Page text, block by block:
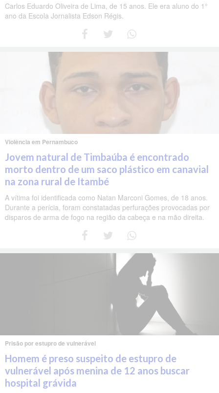
Carlos Eduardo Oliveira de Lima, de 15 anos. Ele era aluno do 1°
ano da Escola Jornalista Edson Régis.
Violência em Pernambuco
Jovem natural de Timbaúba é encontrado
morto dentro de um saco plástico em canavial
na zona rural de Itambé
A vítima foi identificada como Natan Marconi Gomes, de 18 anos.
Durante a perícia, foram constatadas perfurações provocadas por
disparos de arma de fogo na região da cabeça e na mão direita.
Prisão por estupro de vulnerável
Homem é preso suspeito de estupro de
vulnerável após menina de 12 anos buscar
hospital grávida